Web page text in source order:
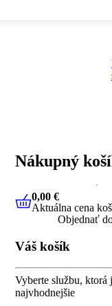
Nákupný
0,00 €
0,00 €
Aktuálna cena
Objednať
Váš košík
Vyberte službu, ktorá
najvhodnejšie